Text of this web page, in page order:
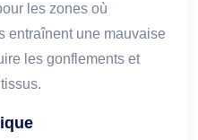
les zones où
entraînent une mauvaise
les gonflements et